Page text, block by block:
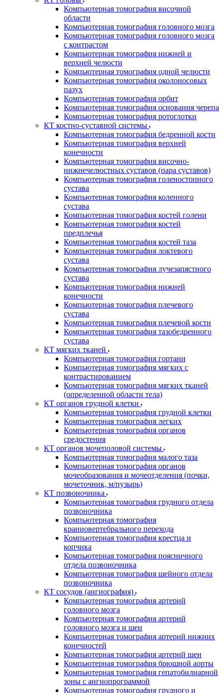
Компьютерная томография височной
области
Компьютерная томография головного мозга
Компьютерная томография головного мозга
с контрастом
Компьютерная томография нижней и
верхней челюсти
Компьютерная томография одной челюсти
Компьютерная томография околоносовых
пазух
Компьютерная томография орбит
Компьютерная томография основания черепа
Компьютерная томография ротоглотки
КТ костно-суставной системы
Компьютерная томография бедренной кости
Компьютерная томография верхней
конечности
Компьютерная томография височно-
нижнечелюстных суставов (пара суставов)
Компьютерная томография голеностопного
сустава
Компьютерная томография коленного
сустава
Компьютерная томография костей голени
Компьютерная томография костей
предплечья
Компьютерная томография костей таза
Компьютерная томография локтевого
сустава
Компьютерная томография лучезапястного
сустава
Компьютерная томография нижней
конечности
Компьютерная томография плечевого
сустава
Компьютерная томография плечевой кости
Компьютерная томография тазобедренного
сустава
КТ мягких тканей
Компьютерная томография гортани
Компьютерная томография мягких с
контрастированием
Компьютерная томография мягких тканей
(определенной области тела)
КТ органов грудной клетки
Компьютерная томография грудной клетки
Компьютерная томография легких
Компьютерная томография органов
средостения
КТ органов мочеполовой системы
Компьютерная томография малого таза
Компьютерная томография органов
мочеобразования и мочеотделения (почки,
мочеточник, м/пузырь)
КТ позвоночника
Компьютерная томография грудного отдела
позвоночника
Компьютерная томография
краниовертебрального перехода
Компьютерная томография крестца и
копчика
Компьютерная томография поясничного
отдела позвоночника
Компьютерная томография шейного отдела
позвоночника
КТ сосудов (ангиография)
Компьютерная томография артерий
головного мозга
Компьютерная томография артерий
головного мозга и шеи
Компьютерная томография артерий нижних
конечностей
Компьютерная томография артерий шеи
Компьютерная томография брюшной аорты
Компьютерная томография гепатобилиарной
зоны с ангиопрограммой
Компьютерная томография грудного и